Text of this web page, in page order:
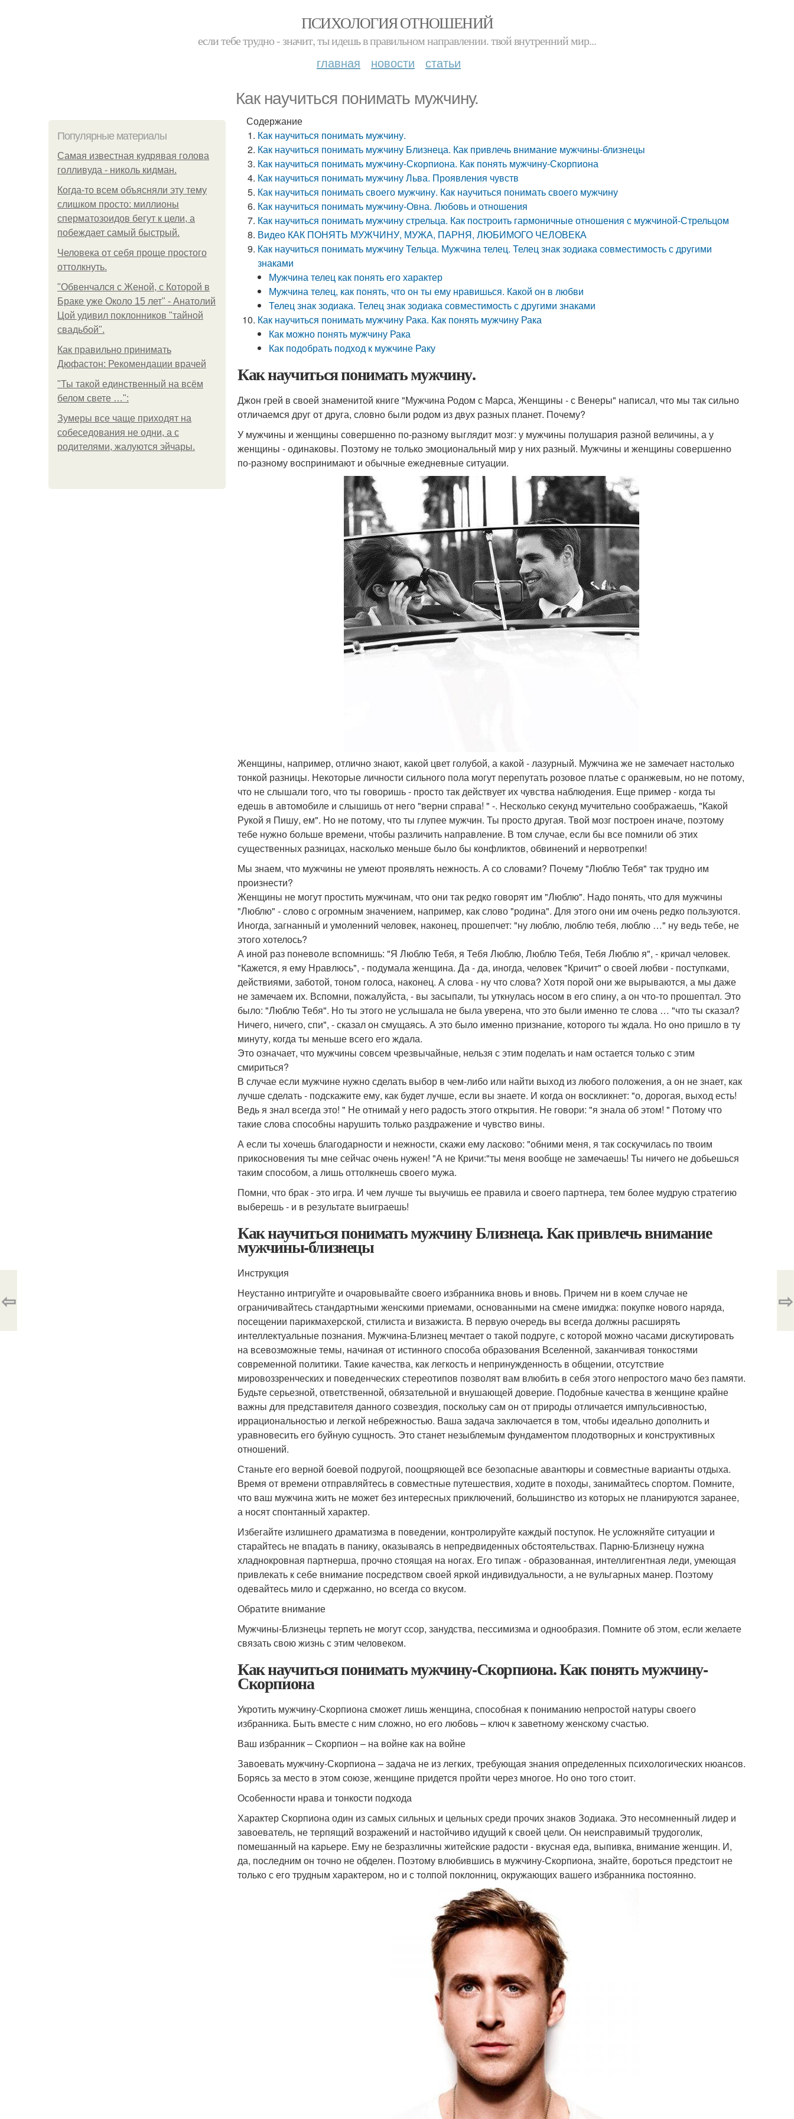
ПСИХОЛОГИЯ ОТНОШЕНИЙ
если тебе трудно - значит, ты идешь в правильном направлении. твой внутренний мир...
главная новости статьи
Как научиться понимать мужчину.
Популярные материалы
Самая известная кудрявая голова
голливуда - николь кидман.
Когда-то всем объясняли эту тему
слишком просто: миллионы
сперматозоидов бегут к цели, а
побеждает самый быстрый.
Человека от себя проще простого
оттолкнуть.
"Обвенчался с Женой, с Которой в
Браке уже Около 15 лет" - Анатолий
Цой удивил поклонников "тайной
свадьбой".
Как правильно принимать
Дюфастон: Рекомендации врачей
"Ты такой единственный на всём
белом свете …":
Зумеры все чаще приходят на
собеседования не одни, а с
родителями, жалуются эйчары.
Содержание
Как научиться понимать мужчину.
Как научиться понимать мужчину Близнеца. Как привлечь внимание мужчины-близнецы
Как научиться понимать мужчину-Скорпиона. Как понять мужчину-Скорпиона
Как научиться понимать мужчину Льва. Проявления чувств
Как научиться понимать своего мужчину. Как научиться понимать своего мужчину
Как научиться понимать мужчину-Овна. Любовь и отношения
Как научиться понимать мужчину стрельца. Как построить гармоничные отношения с мужчиной-Стрельцом
Видео КАК ПОНЯТЬ МУЖЧИНУ, МУЖА, ПАРНЯ, ЛЮБИМОГО ЧЕЛОВЕКА
Как научиться понимать мужчину Тельца. Мужчина телец. Телец знак зодиака совместимость с другими
знаками
Мужчина телец как понять его характер
Мужчина телец, как понять, что он ты ему нравишься. Какой он в любви
Телец знак зодиака. Телец знак зодиака совместимость с другими знаками
Как научиться понимать мужчину Рака. Как понять мужчину Рака
Как можно понять мужчину Рака
Как подобрать подход к мужчине Раку
Как научиться понимать мужчину.
Джон грей в своей знаменитой книге "Мужчина Родом с Марса, Женщины - с Венеры" написал, что мы так сильно
отличаемся друг от друга, словно были родом из двух разных планет. Почему?
У мужчины и женщины совершенно по-разному выглядит мозг: у мужчины полушария разной величины, а у
женщины - одинаковы. Поэтому не только эмоциональный мир у них разный. Мужчины и женщины совершенно
по-разному воспринимают и обычные ежедневные ситуации.
Женщины, например, отлично знают, какой цвет голубой, а какой - лазурный. Мужчина же не замечает настолько
тонкой разницы. Некоторые личности сильного пола могут перепутать розовое платье с оранжевым, но не потому,
что не слышали того, что ты говоришь - просто так действует их чувства наблюдения. Еще пример - когда ты
едешь в автомобиле и слышишь от него "верни справа! " -. Несколько секунд мучительно соображаешь, "Какой
Рукой я Пишу, ем". Но не потому, что ты глупее мужчин. Ты просто другая. Твой мозг построен иначе, поэтому
тебе нужно больше времени, чтобы различить направление. В том случае, если бы все помнили об этих
существенных разницах, насколько меньше было бы конфликтов, обвинений и нервотрепки!
Мы знаем, что мужчины не умеют проявлять нежность. А со словами? Почему "Люблю Тебя" так трудно им
произнести?
Женщины не могут простить мужчинам, что они так редко говорят им "Люблю". Надо понять, что для мужчины
"Люблю" - слово с огромным значением, например, как слово "родина". Для этого они им очень редко пользуются.
Иногда, загнанный и умоленний человек, наконец, прошепчет: "ну люблю, люблю тебя, люблю …" ну ведь тебе, не
этого хотелось?
А иной раз поневоле вспомнишь: "Я Люблю Тебя, я Тебя Люблю, Люблю Тебя, Тебя Люблю я", - кричал человек.
"Кажется, я ему Нравлюсь", - подумала женщина. Да - да, иногда, человек "Кричит" о своей любви - поступками,
действиями, заботой, тоном голоса, наконец. А слова - ну что слова? Хотя порой они же вырываются, а мы даже
не замечаем их. Вспомни, пожалуйста, - вы засыпали, ты уткнулась носом в его спину, а он что-то прошептал. Это
было: "Люблю Тебя". Но ты этого не услышала не была уверена, что это были именно те слова … "что ты сказал?
Ничего, ничего, спи", - сказал он смущаясь. А это было именно признание, которого ты ждала. Но оно пришло в ту
минуту, когда ты меньше всего его ждала.
Это означает, что мужчины совсем чрезвычайные, нельзя с этим поделать и нам остается только с этим
смириться?
В случае если мужчине нужно сделать выбор в чем-либо или найти выход из любого положения, а он не знает, как
лучше сделать - подскажите ему, как будет лучше, если вы знаете. И когда он воскликнет: "о, дорогая, выход есть!
Ведь я знал всегда это! " Не отнимай у него радость этого открытия. Не говори: "я знала об этом! " Потому что
такие слова способны нарушить только раздражение и чувство вины.
А если ты хочешь благодарности и нежности, скажи ему ласково: "обними меня, я так соскучилась по твоим
прикосновения ты мне сейчас очень нужен! "А не Кричи:"ты меня вообще не замечаешь! Ты ничего не добьешься
таким способом, а лишь оттолкнешь своего мужа.
Помни, что брак - это игра. И чем лучше ты выучишь ее правила и своего партнера, тем более мудрую стратегию
выберешь - и в результате выиграешь!
Как научиться понимать мужчину Близнеца. Как привлечь внимание
мужчины-близнецы
Инструкция
Неустанно интригуйте и очаровывайте своего избранника вновь и вновь. Причем ни в коем случае не
ограничивайтесь стандартными женскими приемами, основанными на смене имиджа: покупке нового наряда,
посещении парикмахерской, стилиста и визажиста. В первую очередь вы всегда должны расширять
интеллектуальные познания. Мужчина-Близнец мечтает о такой подруге, с которой можно часами дискутировать
на всевозможные темы, начиная от истинного способа образования Вселенной, заканчивая тонкостями
современной политики. Такие качества, как легкость и непринужденность в общении, отсутствие
мировоззренческих и поведенческих стереотипов позволят вам влюбить в себя этого непростого мачо без памяти.
Будьте серьезной, ответственной, обязательной и внушающей доверие. Подобные качества в женщине крайне
важны для представителя данного созвездия, поскольку сам он от природы отличается импульсивностью,
иррациональностью и легкой небрежностью. Ваша задача заключается в том, чтобы идеально дополнить и
уравновесить его буйную сущность. Это станет незыблемым фундаментом плодотворных и конструктивных
отношений.
Станьте его верной боевой подругой, поощряющей все безопасные авантюры и совместные варианты отдыха.
Время от времени отправляйтесь в совместные путешествия, ходите в походы, занимайтесь спортом. Помните,
что ваш мужчина жить не может без интересных приключений, большинство из которых не планируются заранее,
а носят спонтанный характер.
Избегайте излишнего драматизма в поведении, контролируйте каждый поступок. Не усложняйте ситуации и
старайтесь не впадать в панику, оказываясь в непредвиденных обстоятельствах. Парню-Близнецу нужна
хладнокровная партнерша, прочно стоящая на ногах. Его типаж - образованная, интеллигентная леди, умеющая
привлекать к себе внимание посредством своей яркой индивидуальности, а не вульгарных манер. Поэтому
одевайтесь мило и сдержанно, но всегда со вкусом.
Обратите внимание
Мужчины-Близнецы терпеть не могут ссор, занудства, пессимизма и однообразия. Помните об этом, если желаете
связать свою жизнь с этим человеком.
Как научиться понимать мужчину-Скорпиона. Как понять мужчину-
Скорпиона
Укротить мужчину-Скорпиона сможет лишь женщина, способная к пониманию непростой натуры своего
избранника. Быть вместе с ним сложно, но его любовь – ключ к заветному женскому счастью.
Ваш избранник – Скорпион – на войне как на войне
Завоевать мужчину-Скорпиона – задача не из легких, требующая знания определенных психологических нюансов.
Борясь за место в этом союзе, женщине придется пройти через многое. Но оно того стоит.
Особенности нрава и тонкости подхода
Характер Скорпиона один из самых сильных и цельных среди прочих знаков Зодиака. Это несомненный лидер и
завоеватель, не терпящий возражений и настойчиво идущий к своей цели. Он неисправимый трудоголик,
помешанный на карьере. Ему не безразличны житейские радости - вкусная еда, выпивка, внимание женщин. И,
да, последним он точно не обделен. Поэтому влюбившись в мужчину-Скорпиона, знайте, бороться предстоит не
только с его трудным характером, но и с толпой поклонниц, окружающих вашего избранника постоянно.
⇦ ⇨